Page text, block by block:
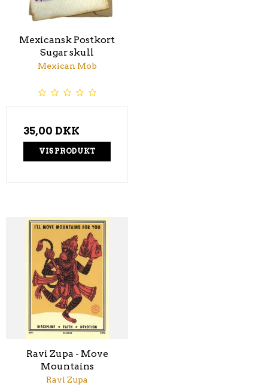
Mexicansk Postkort
Sugar skull
Mexican Mob
35,00 DKK
VIS PRODUKT
Ravi Zupa - Move
Mountains
Ravi Zupa